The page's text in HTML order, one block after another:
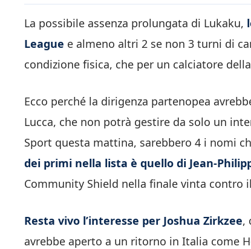
La possibile assenza prolungata di Lukaku,
League e almeno altri 2 se non 3 turni di
condizione fisica, che per un calciatore
Ecco perché la dirigenza partenopea
Lucca, che non potrà gestire da solo un
Sport questa mattina, sarebbero 4 i nomi
dei primi nella lista è quello di Jean-
Community Shield nella finale vinta contro
Resta vivo l’interesse per Joshua Zirkzee,
avrebbe aperto a un ritorno in Italia come